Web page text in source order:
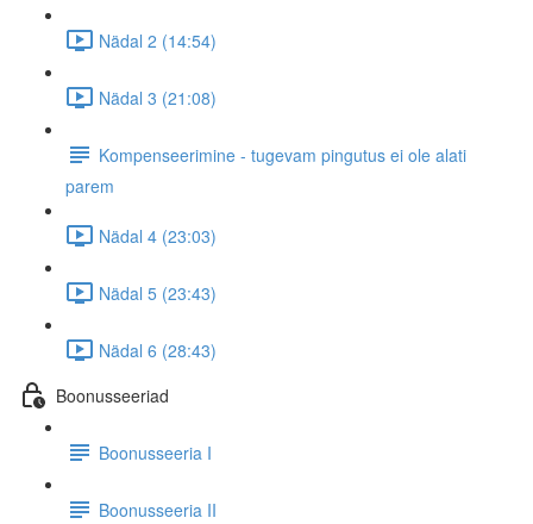
Nädal 2 (14:54)
Nädal 3 (21:08)
Kompenseerimine - tugevam pingutus ei ole alati
parem
Nädal 4 (23:03)
Nädal 5 (23:43)
Nädal 6 (28:43)
Boonusseeriad
Boonusseeria I
Boonusseeria II